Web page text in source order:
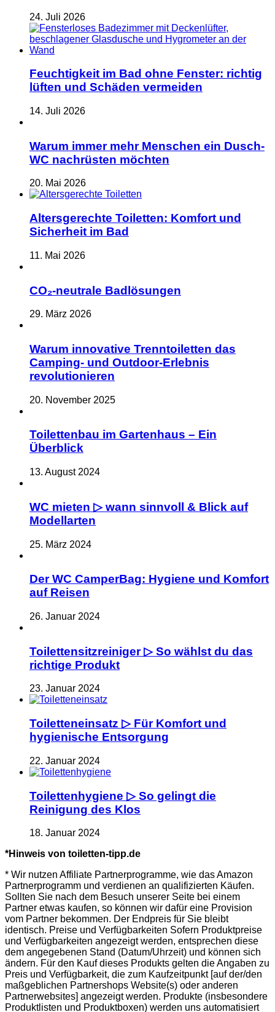
24. Juli 2026
Feuchtigkeit im Bad ohne Fenster: richtig
lüften und Schäden vermeiden
14. Juli 2026
Warum immer mehr Menschen ein Dusch-
WC nachrüsten möchten
20. Mai 2026
Altersgerechte Toiletten: Komfort und
Sicherheit im Bad
11. Mai 2026
CO₂-neutrale Badlösungen
29. März 2026
Warum innovative Trenntoiletten das
Camping- und Outdoor-Erlebnis
revolutionieren
20. November 2025
Toilettenbau im Gartenhaus – Ein
Überblick
13. August 2024
WC mieten ▷ wann sinnvoll & Blick auf
Modellarten
25. März 2024
Der WC CamperBag: Hygiene und Komfort
auf Reisen
26. Januar 2024
Toilettensitzreiniger ▷ So wählst du das
richtige Produkt
23. Januar 2024
Toiletteneinsatz ▷ Für Komfort und
hygienische Entsorgung
22. Januar 2024
Toilettenhygiene ▷ So gelingt die
Reinigung des Klos
18. Januar 2024
*Hinweis von toiletten-tipp.de
* Wir nutzen Affiliate Partnerprogramme, wie das Amazon
Partnerprogramm und verdienen an qualifizierten Käufen.
Sollten Sie nach dem Besuch unserer Seite bei einem
Partner etwas kaufen, so können wir dafür eine Provision
vom Partner bekommen. Der Endpreis für Sie bleibt
identisch. Preise und Verfügbarkeiten Sofern Produktpreise
und Verfügbarkeiten angezeigt werden, entsprechen diese
dem angegebenen Stand (Datum/Uhrzeit) und können sich
ändern. Für den Kauf dieses Produkts gelten die Angaben zu
Preis und Verfügbarkeit, die zum Kaufzeitpunkt [auf der/den
maßgeblichen Partnershops Website(s) oder anderen
Partnerwebsites] angezeigt werden. Produkte (insbesondere
Produktlisten und Produktboxen) werden uns automatisiert